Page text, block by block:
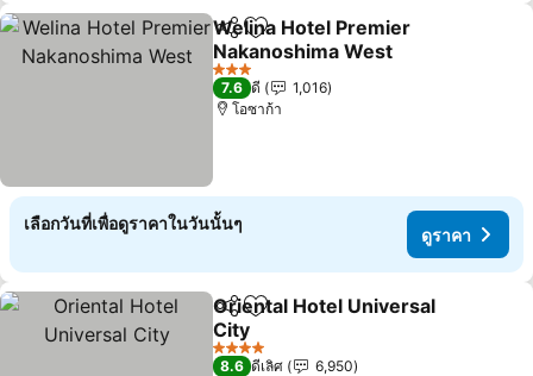
แชร์ เพิ่มในรายการโปรด
Welina Hotel Premier
Nakanoshima West
3 ดาว
7.6 ดี
1,016
โอซาก้า
เลือกวันที่เพื่อดูราคาในวันนั้นๆ
ดูราคา
แชร์ เพิ่มในรายการโปรด
Oriental Hotel Universal
City
4 ดาว
8.6 ดีเลิศ
6,950